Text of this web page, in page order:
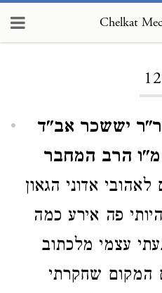
Chelkat
יששכר אב"ד
הרב המחבר
אדוני הגאון
פה אירע כמה
עצמי מלכתוב
המקום שחקרתי